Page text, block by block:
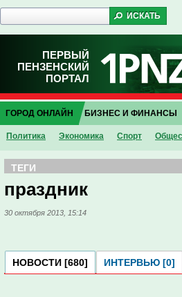
ПЕРВЫЙ
ПЕНЗЕНСКИЙ
ПОРТАЛ
ГОРОД ОНЛАЙН
Политика Экономика Спорт
БИЗНЕС И ФИНАНСЫ
ТЕГИ
праздник
30 октября 2013, 15:14
НОВОСТИ [680] ИНТЕРВЬЮ [0]